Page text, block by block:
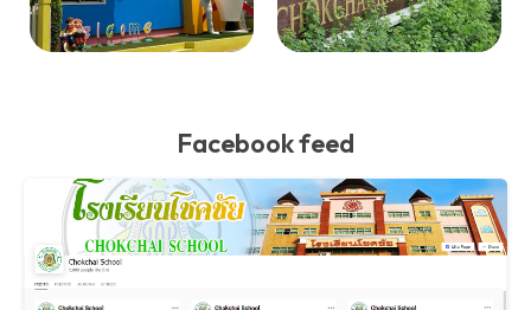
Facebook feed